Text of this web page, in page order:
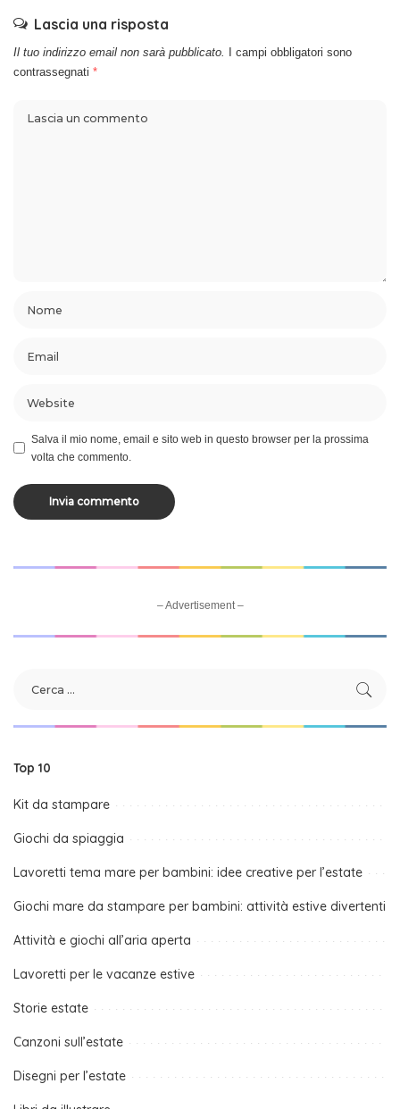
Lascia una risposta
Il tuo indirizzo email non sarà pubblicato. I campi obbligatori sono
contrassegnati *
Salva il mio nome, email e sito web in questo browser per la prossima
volta che commento.
– Advertisement –
Top 10
Kit da stampare
Giochi da spiaggia
Lavoretti tema mare per bambini: idee creative per l’estate
Giochi mare da stampare per bambini: attività estive divertenti
Attività e giochi all’aria aperta
Lavoretti per le vacanze estive
Storie estate
Canzoni sull’estate
Disegni per l’estate